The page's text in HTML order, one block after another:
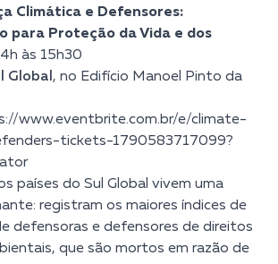
Climática e Defensores:
para Proteção da Vida e dos
às 15h30
Global , no Edifício Manoel Pinto da
www.eventbrite.com.br/e/climate-
tickets-1790583717099?
países do Sul Global vivem uma
registram os maiores índices de
defensoras e defensores de direitos
que são mortos em razão de